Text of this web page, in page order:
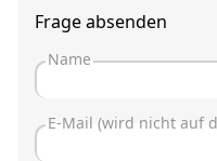
Frage absenden